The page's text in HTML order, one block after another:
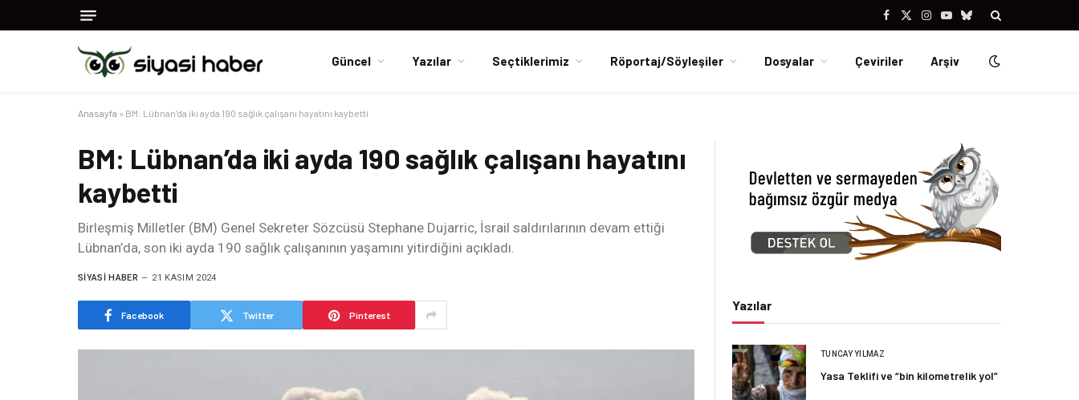
Facebook
X
Instagram
YouTubeBluesky
Güncel Yazılar Seçtiklerimiz Röportaj/Söyleşiler Dosyalar Çeviriler Arşiv
Anasayfa » BM: Lübnan’da iki ayda 190 sağlık çalışanı hayatını kaybetti
BM: Lübnan’da iki ayda 190 sağlık çalışanı hayatını
kaybetti
Birleşmiş Milletler (BM) Genel Sekreter Sözcüsü Stephane Dujarric, İsrail saldırılarının devam ettiği
Lübnan’da, son iki ayda 190 sağlık çalışanının yaşamını yitirdiğini açıkladı.
SIYASI HABER 21 KASIM 2024
Facebook Twitter Pinterest
Yazılar
TUNCAY YILMAZ
Yasa Teklifi ve “bin kilometrelik yol”